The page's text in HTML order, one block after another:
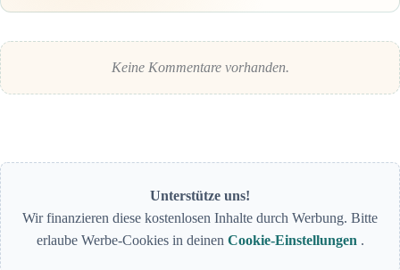
Keine Kommentare vorhanden.
Unterstütze uns!
Wir finanzieren diese kostenlosen Inhalte durch Werbung. Bitte
erlaube Werbe-Cookies in deinen Cookie-Einstellungen .